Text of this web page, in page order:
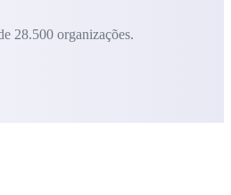
28.500 organizações.